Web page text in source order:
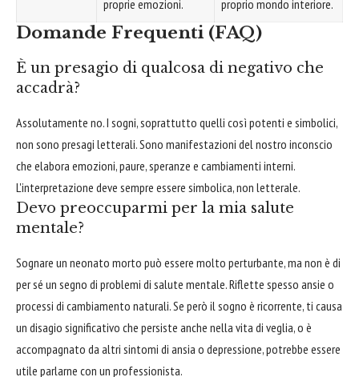
proprie emozioni.
proprio mondo interiore.
Domande Frequenti (FAQ)
È un presagio di qualcosa di negativo che
accadrà?
Assolutamente no. I sogni, soprattutto quelli così potenti e simbolici,
non sono presagi letterali. Sono manifestazioni del nostro inconscio
che elabora emozioni, paure, speranze e cambiamenti interni.
L'interpretazione deve sempre essere simbolica, non letterale.
Devo preoccuparmi per la mia salute
mentale?
Sognare un neonato morto può essere molto perturbante, ma non è di
per sé un segno di problemi di salute mentale. Riflette spesso ansie o
processi di cambiamento naturali. Se però il sogno è ricorrente, ti causa
un disagio significativo che persiste anche nella vita di veglia, o è
accompagnato da altri sintomi di ansia o depressione, potrebbe essere
utile parlarne con un professionista.